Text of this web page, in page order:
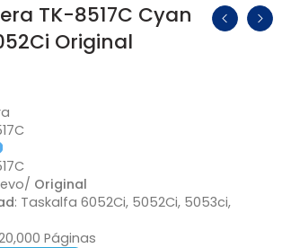
TK-8517C Cyan
Original
Original
: Taskalfa 6052Ci, 5052Ci, 5053ci,
Páginas